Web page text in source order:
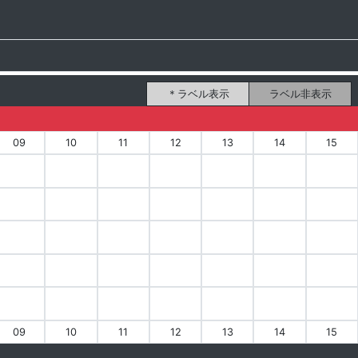
09 10 11 12 13 14 15
09 10 11 12 13 14 15
ラベル表示 ラベル非表示